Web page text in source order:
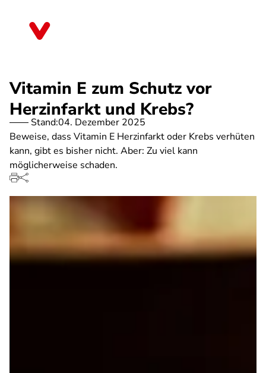
Vitamin E zum Schutz vor
Herzinfarkt und Krebs?
Stand:04. Dezember 2025
Beweise, dass Vitamin E Herzinfarkt oder Krebs verhüten
kann, gibt es bisher nicht. Aber: Zu viel kann
möglicherweise schaden.